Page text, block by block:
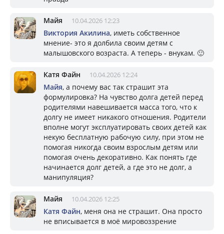
Майя 10.04.2026 12:23
Виктория Акилина, иметь собственное
мнение- это я долбила своим детям с
малышовского возраста. А теперь - внукам. 🙂
Катя Файн 10.04.2026 12:24
Майя, а почему вас так страшит эта
формулировка? На чувство долга детей перед
родителями навешивается масса того, что к
долгу не имеет никакого отношения. Родители
вполне могут эксплуатировать своих детей как
некую бесплатную рабочую силу, при этом не
помогая никогда своим взрослым детям или
помогая очень декоративно. Как понять где
начинается долг детей, а где это не долг, а
манипуляция?
Майя 10.04.2026 12:25
Катя Файн, меня она не страшит. Она просто
не вписывается в моё мировоззрение